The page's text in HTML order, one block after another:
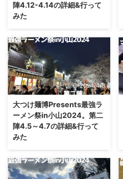
陣4.12-4.14の詳細&行って
みた
2024/4/8
大つけ麺博Presents最強ラ
ーメン祭in小山2024。第二
陣4.5～4.7の詳細&行って
みた